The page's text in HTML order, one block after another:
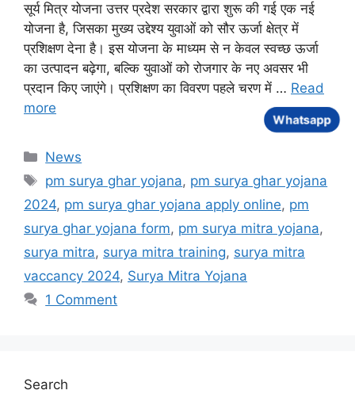
Whatsapp
सूर्य मित्र योजना उत्तर प्रदेश सरकार द्वारा शुरू की गई एक नई
योजना है, जिसका मुख्य उद्देश्य युवाओं को सौर ऊर्जा क्षेत्र में
प्रशिक्षण देना है। इस योजना के माध्यम से न केवल स्वच्छ ऊर्जा
का उत्पादन बढ़ेगा, बल्कि युवाओं को रोजगार के नए अवसर भी
प्रदान किए जाएंगे। प्रशिक्षण का विवरण पहले चरण में … Read
more
Categories
News
Tags
pm surya ghar yojana, pm surya ghar yojana
2024, pm surya ghar yojana apply online, pm
surya ghar yojana form, pm surya mitra yojana,
surya mitra, surya mitra training, surya mitra
vaccancy 2024, Surya Mitra Yojana
1 Comment
Search